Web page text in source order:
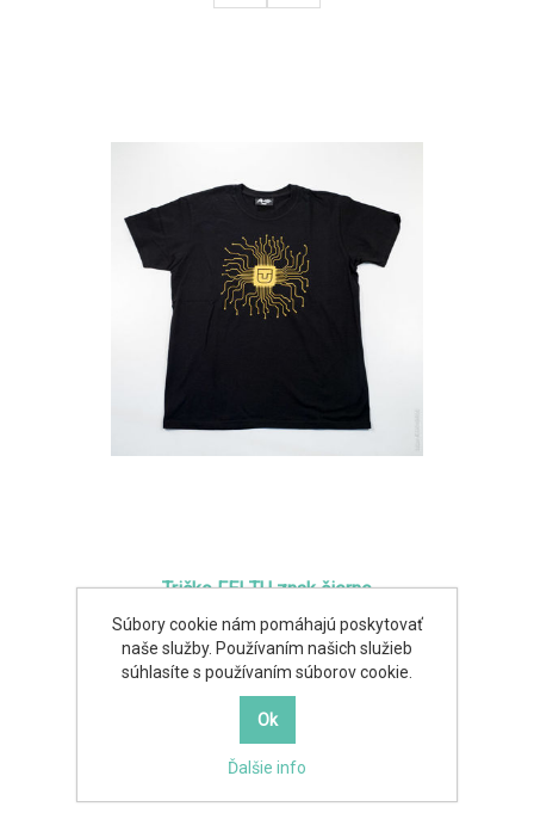
Tričko FEI TU znak čierne
13,00€
Súbory cookie nám pomáhajú poskytovať
naše služby. Používaním našich služieb
súhlasíte s používaním súborov cookie.
Ďalšie info